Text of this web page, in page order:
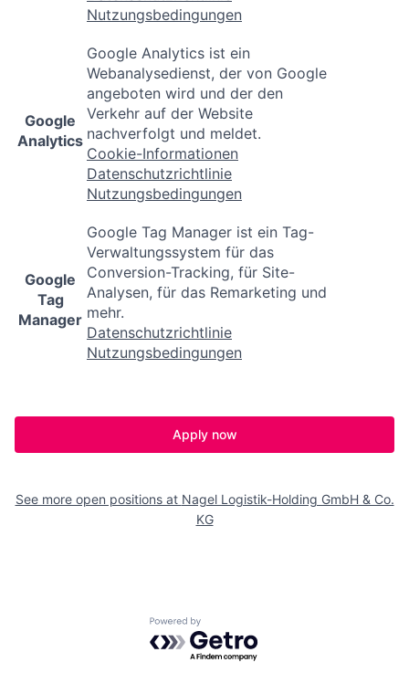
Nutzungsbedingungen
Google
Analytics
Google Analytics ist ein
Webanalysedienst, der von Google
angeboten wird und der den
Verkehr auf der Website
nachverfolgt und meldet.
Cookie-Informationen
Datenschutzrichtlinie
Nutzungsbedingungen
Google
Tag
Manager
Google Tag Manager ist ein Tag-
Verwaltungssystem für das
Conversion-Tracking, für Site-
Analysen, für das Remarketing und
mehr.
Datenschutzrichtlinie
Nutzungsbedingungen
Apply now
See more open positions at Nagel Logistik-Holding GmbH & Co.
KG
Powered by Getro.com